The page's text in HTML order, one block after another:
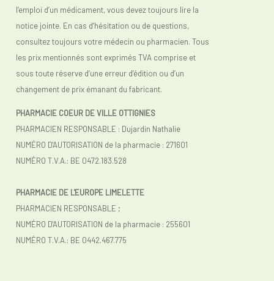
l’emploi d’un médicament, vous devez toujours lire la
notice jointe. En cas d’hésitation ou de questions,
consultez toujours votre médecin ou pharmacien. Tous
les prix mentionnés sont exprimés TVA comprise et
sous toute réserve d’une erreur d’édition ou d’un
changement de prix émanant du fabricant.
PHARMACIE COEUR DE VILLE OTTIGNIES
PHARMACIEN RESPONSABLE : Dujardin Nathalie
NUMÉRO D'AUTORISATION de la pharmacie : 271601
NUMÉRO T.V.A.: BE 0472.183.528
PHARMACIE DE L'EUROPE LIMELETTE
PHARMACIEN RESPONSABLE ;
NUMÉRO D'AUTORISATION de la pharmacie : 255601
NUMÉRO T.V.A.: BE 0442.467.775